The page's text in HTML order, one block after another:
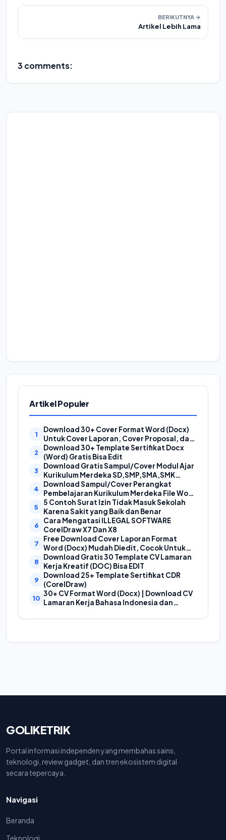
BERIKUTNYA →
Artikel Lebih Lama
3 comments:
Artikel Populer
Download 30+ Cover Format Word (Docx)
Untuk Cover Laporan, Cover Proposal, dan
Cover Makalah
Download 30+ Template Sertifikat Docx
(Word) Gratis Bisa Edit
Download Gratis Sampul/Cover Modul Ajar
Kurikulum Merdeka SD,SMP,SMA,SMK
Format Doc (Ms Word)
Download Sampul/Cover Perangkat
Pembelajaran Kurikulum Merdeka File Word
(Doc) | Contoh Cover Kurikum Merdeka
5 Contoh Surat Izin Tidak Masuk Sekolah
Karena Sakit yang Baik dan Benar
Cara Mengatasi ILLEGAL SOFTWARE
CorelDraw X7 Dan X8
Free Download Cover Laporan Format
Word (Docx) Mudah Diedit, Cocok Untuk
Cover Laporan Kegiatan, Makalah Dan
Proposal
Download Gratis 30 Template CV Lamaran
Kerja Kreatif (DOC) Bisa EDIT
Download 25+ Template Sertifikat CDR
(CorelDraw)
30+ CV Format Word (Docx) | Download CV
Lamaran Kerja Bahasa Indonesia dan
GOLIKETRIK
Portal informasi independen yang membahas sains,
teknologi, review gadget, dan tren ekosistem digital
secara tepercaya.
Navigasi
Beranda
Teknologi